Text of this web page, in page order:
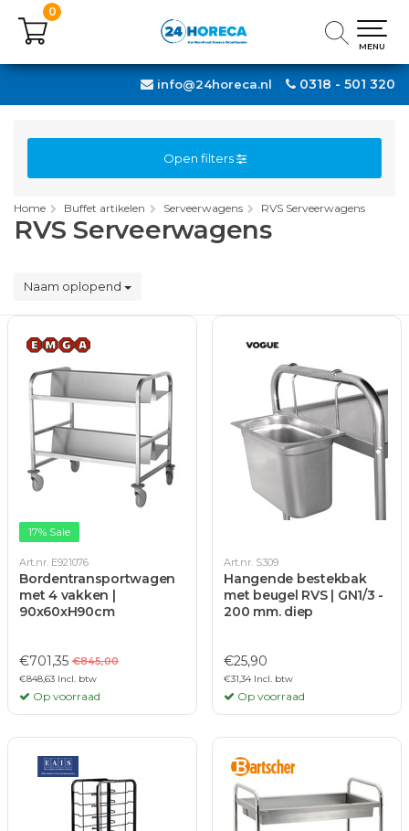
0318 - 501 320
info@24horeca.nl
0
MENU
0
MENU
Open filters
Home Buffet artikelen Serveerwagens RVS Serveerwagens
RVS Serveerwagens
Naam oplopend
17% Sale
Art.nr. E921076
Bordentransportwagen
met 4 vakken |
90x60xH90cm
€701,35 €845,00
€848,63 Incl. btw
Op voorraad
Art.nr. S309
Hangende bestekbak
met beugel RVS | GN1/3 -
200 mm. diep
€25,90
€31,34 Incl. btw
Op voorraad